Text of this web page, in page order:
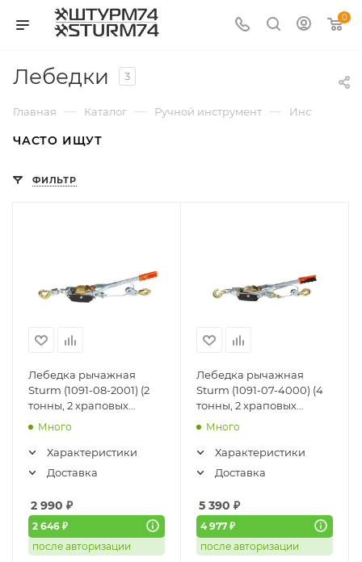
0
Лебедки 3
Главная — Каталог — Ручной инструмент — Инструмент
ЧАСТО ИЩУТ
ФИЛЬТР
Лебедка рычажная
Sturm (1091-08-2001) (2
тонны, 2 храповых
колеса, трос 2.2 метра)
Много
Характеристики
Доставка
2 990 ₽
2 646 ₽
после авторизации
Лебедка рычажная
Sturm (1091-07-4000) (4
тонны, 2 храповых
колеса, трос 3 метра)
Много
Характеристики
Доставка
5 390 ₽
4 977 ₽
после авторизации